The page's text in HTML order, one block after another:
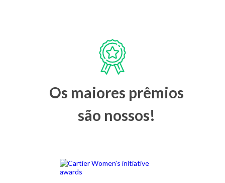
Os maiores prêmios
são nossos!